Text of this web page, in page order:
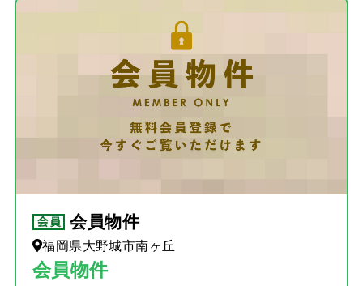
会員物件
福岡県大野城市南ヶ丘
会員物件